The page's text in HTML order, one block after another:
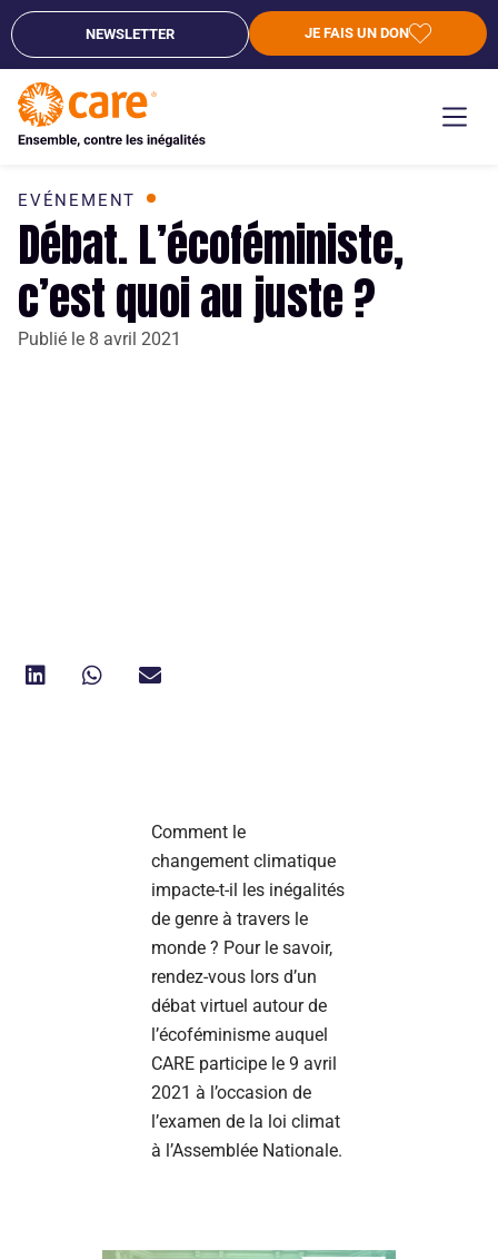
NEWSLETTER JE FAIS UN DON
EVÉNEMENT
Débat. L’écoféministe,
c’est quoi au juste ?
Publié le 8 avril 2021
Comment le
changement climatique
impacte-t-il les inégalités
de genre à travers le
monde ? Pour le savoir,
rendez-vous lors d’un
débat virtuel autour de
l’écoféminisme auquel
CARE participe le 9 avril
2021 à l’occasion de
l’examen de la loi climat
à l’Assemblée Nationale.